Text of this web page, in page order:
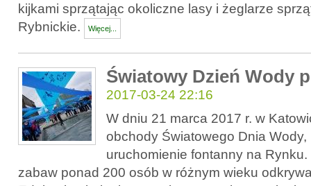
kijkami sprzątając okoliczne lasy i żeglarze
Rybnickie.
Więcej...
Światowy Dzień Wody
2017-03-24 22:16
W dniu 21 marca 2017 r. w
obchody Światowego Dnia Wody,
uruchomienie fontanny na
zabaw ponad 200 osób w różnym wieku